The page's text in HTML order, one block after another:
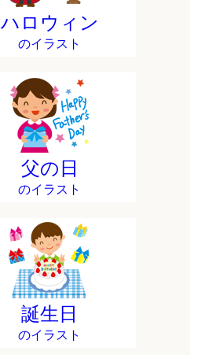
ハロウィン
のイラスト
父の日
のイラスト
誕生日
のイラスト